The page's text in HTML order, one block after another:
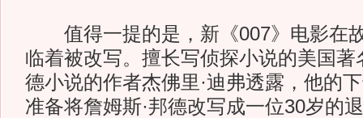
值得一提的是，新《007》电影在
临着被改写。擅长写侦探小说的美国著
德小说的作者杰佛里·迪弗透露，他的
准备将詹姆斯·邦德改写成一位30岁的